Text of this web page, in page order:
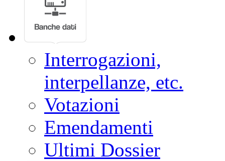
Interrogazioni,
interpellanze, etc.
Votazioni
Emendamenti
Ultimi Dossier